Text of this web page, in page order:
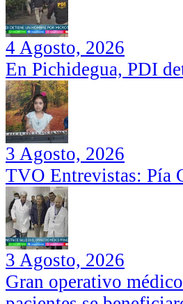
4 Agosto, 2026
En Pichidegua, PDI
3 Agosto, 2026
TVO Entrevistas: Pía
3 Agosto, 2026
Gran operativo